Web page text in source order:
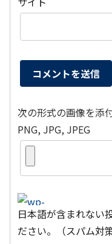
次の形式の画像を添
PNG, JPG, JPEG
日本語が含まれない
ださい。（スパム対策